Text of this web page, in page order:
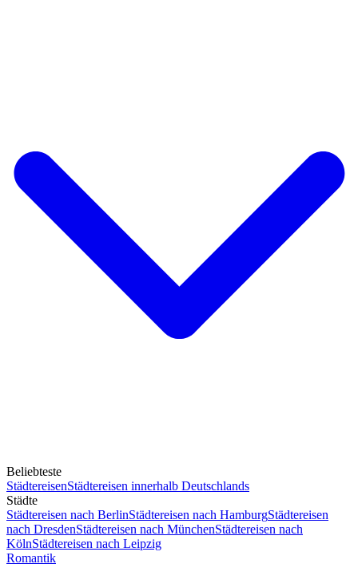
Beliebteste
StädtereisenStädtereisen innerhalb Deutschlands
Städte
Städtereisen nach BerlinStädtereisen nach HamburgStädtereisen
nach DresdenStädtereisen nach MünchenStädtereisen nach
KölnStädtereisen nach Leipzig
Romantik